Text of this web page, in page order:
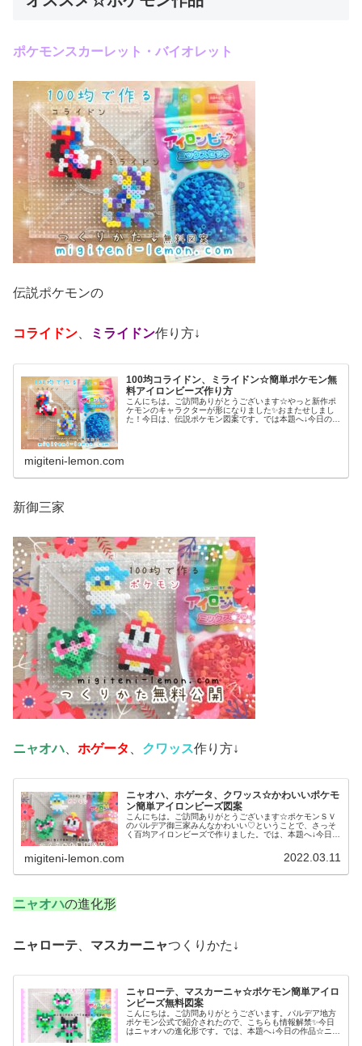
ポケモンスカーレット・バイオレット
伝説ポケモンの
コライドン ミライドン作り方↓
100均コライドン、ミライドン☆簡単ポケモン無
料アイロンビーズ作り方
こんにちは。ご訪問ありがとうございます☆やっと新作ポ
ケモンのキャラクターが形になりました✨おまたせしまし
た！今日は、伝説ポケモン図案です。では本題へ↓今日の作
migiteni-lemon.com
新御三家
ニャオハ ホゲータ クワッス作り方↓
ニャオハ、ホゲータ、クワッス☆かわいいポケモ
ン簡単アイロンビーズ図案
こんにちは。ご訪問ありがとうございます☆ポケモンＳＶ
のパルデア御三家みんなかわいい♡ということで、さっそ
く百均アイロンビーズで作りました。では、本題へ↓今日の
migiteni-lemon.com 2022.03.11
ニャオハの進化形
ニャローテ マスカーニャつくりかた↓
ニャローテ、マスカーニャ☆ポケモン簡単アイロ
ンビーズ無料図案
こんにちは。ご訪問ありがとうございます。パルデア地方
ポケモン公式で紹介されたので、こちらも情報解禁✨今日
はニャオハの進化形です。では、本題へ↓今日の作品☆ニャ